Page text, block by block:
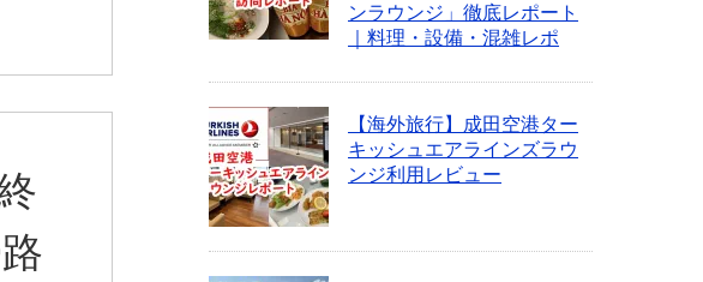
ンラウンジ」徹底レポート
｜料理・設備・混雑レポ
【海外旅行】成田空港ター
キッシュエアラインズラウ
ンジ利用レビュー